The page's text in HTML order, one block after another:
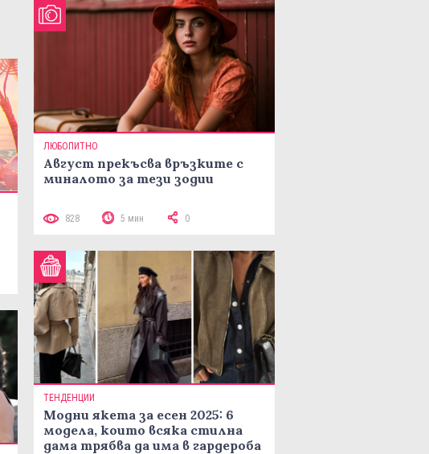
ЛЮБОПИТНО
Август прекъсва връзките с
миналото за тези зодии
828 5 мин 0
ТЕНДЕНЦИИ
Модни якета за есен 2025: 6
модела, които всяка стилна
дама трябва да има в гардероба